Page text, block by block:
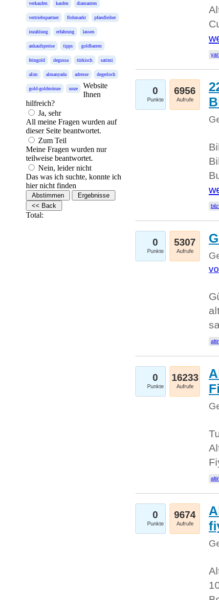
verkaufen kaufen diamanten
vertriebspartner flohmarkt pfandleiher
inzahlung erfahrung lassen
ankaufspreise tipps goldbarren
feingold degussa türkisch satimi
alim almanyada adresse degerloch
gold-goldmünze unze
Website
Ihnen
hilfreich?
Ja, sehr
All meine Fragen wurden auf
dieser Seite beantwortet.
Zum Teil
Meine Fragen wurden nur
teilweise beantwortet.
Nein, leider nicht
Das was ich suchte, konnte ich
hier nicht finden
Total:
0
Punkte
6956
Aufrufe
0
Punkte
5307
Aufrufe
0
Punkte
16233
Aufrufe
0
Punkte
9674
Aufrufe